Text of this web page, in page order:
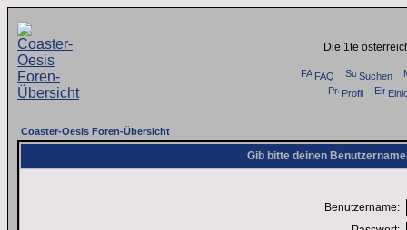
Die 1te
FAQ
Suchen
Profil
Coaster-Oesis Foren-Übersicht
Gib bitte deinen
Benutzername: